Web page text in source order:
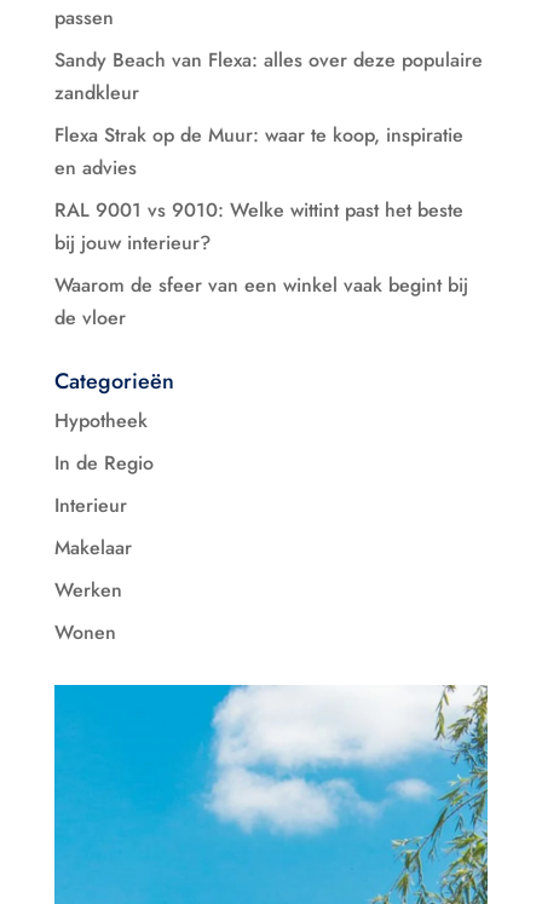
passen
Sandy Beach van Flexa: alles over deze populaire
zandkleur
Flexa Strak op de Muur: waar te koop, inspiratie
en advies
RAL 9001 vs 9010: Welke wittint past het beste
bij jouw interieur?
Waarom de sfeer van een winkel vaak begint bij
de vloer
Categorieën
Hypotheek
In de Regio
Interieur
Makelaar
Werken
Wonen